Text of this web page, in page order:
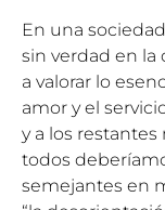
En una
sin verdad en la
a valorar lo
amor y el
y a los
todos
semejantes en